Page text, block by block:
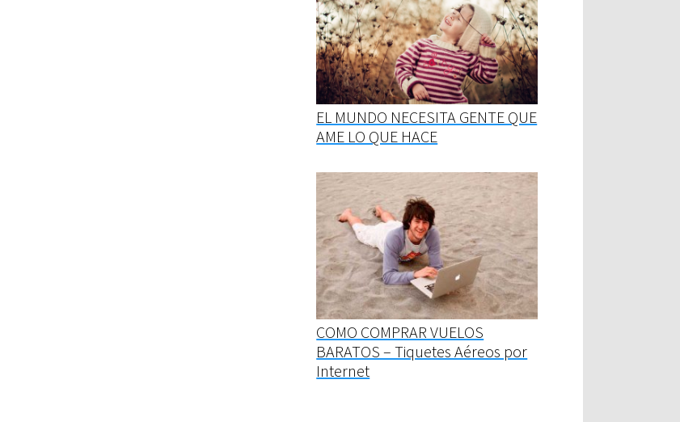
EL MUNDO NECESITA GENTE QUE
AME LO QUE HACE
COMO COMPRAR VUELOS
BARATOS – Tiquetes Aéreos por
Internet